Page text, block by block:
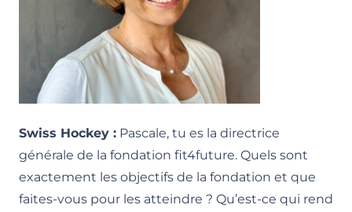
Swiss Hockey : Pascale, tu es la directrice
générale de la fondation fit4future. Quels sont
exactement les objectifs de la fondation et que
faites-vous pour les atteindre ? Qu’est-ce qui rend